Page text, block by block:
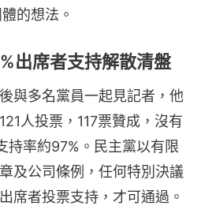
的想法。
出席者支持解散清盤
與多名黨員一起見記者，他
人投票，117票贊成，沒有
持率約97%。民主黨以有限
及公司條例，任何特別決議
席者投票支持，才可通過。